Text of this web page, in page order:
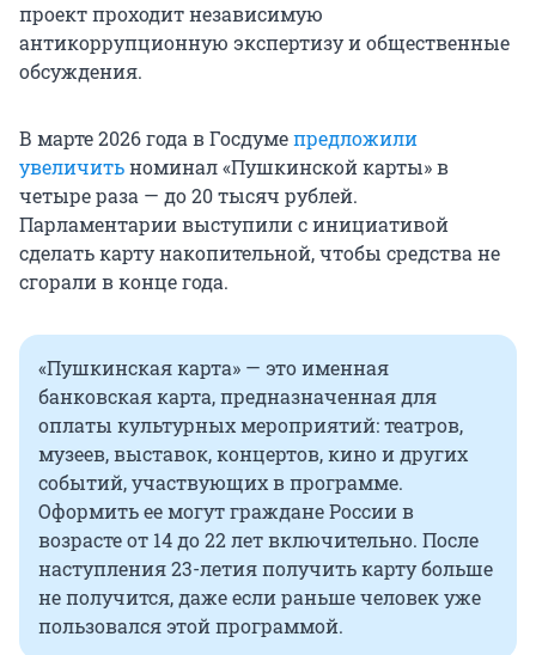
проект проходит независимую
антикоррупционную экспертизу и общественные
обсуждения.
В марте 2026 года в Госдумепредложили
увеличитьноминал «Пушкинской карты» в
четыре раза — до 20 тысяч рублей.
Парламентарии выступили с инициативой
сделать карту накопительной, чтобы средства не
сгорали в конце года.
«Пушкинская карта» — это именная
банковская карта, предназначенная для
оплаты культурных мероприятий: театров,
музеев, выставок, концертов, кино и других
событий, участвующих в программе.
Оформить ее могут граждане России в
возрасте от 14 до 22 лет включительно. После
наступления 23-летия получить карту больше
не получится, даже если раньше человек уже
пользовался этой программой.